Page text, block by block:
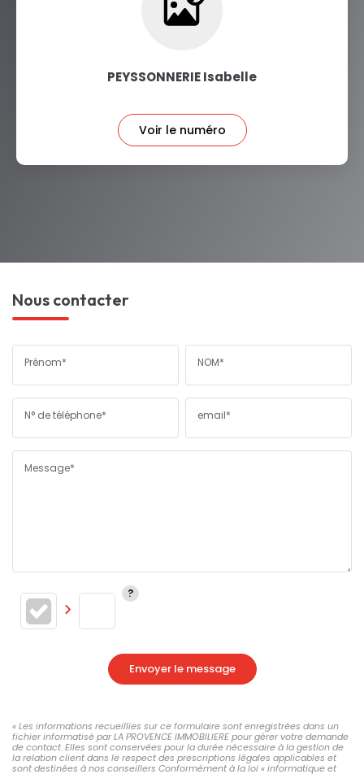
PEYSSONNERIE Isabelle
Voir le numéro
Nous contacter
Prénom* NOM*
N° de téléphone* email*
Message*
Envoyer le message
« Les informations recueillies sur ce formulaire sont enregistrées dans un
fichier informatisé par LA PROVENCE IMMOBILIERE pour gérer votre demande
de contact. Elles sont conservées pour la durée nécessaire à la gestion de
la relation client dans le respect des prescriptions légales applicables et
sont destinées à nos conseillers Conformément à la loi « informatique et